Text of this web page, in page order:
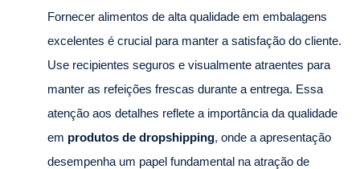
Fornecer alimentos de alta qualidade em embalagens
excelentes é crucial para manter a satisfação do cliente.
Use recipientes seguros e visualmente atraentes para
manter as refeições frescas durante a entrega. Essa
atenção aos detalhes reflete a importância da qualidade
em produtos de dropshipping, onde a apresentação
desempenha um papel fundamental na atração de